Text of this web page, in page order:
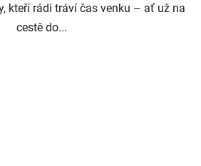
kteří rádi tráví čas venku – ať už na
cestě do...